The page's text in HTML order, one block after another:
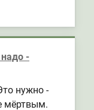
-
нужно -
мёртвым.